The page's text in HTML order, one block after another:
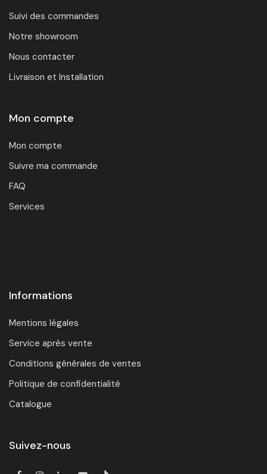
Suivi des commandes
Notre showroom
Nous contacter
Livraison et Installation
Mon compte
Mon compte
Suivre ma commande
FAQ
Services
Informations
Mentions légales
Service après vente
Conditions générales de ventes
Politique de confidentialité
Catalogue
Suivez-nous